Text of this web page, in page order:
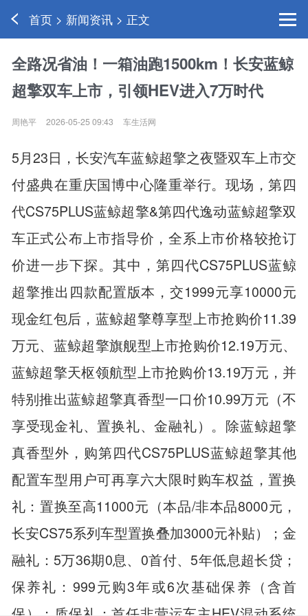
首页 > 新闻资讯 > 正文
全路况省油！一箱油跑1500km！长安蓝鲸
超擎双车上市，引领HEV进入7万时代
周艳平 2026-05-25 09:43 车生活网
5月23日，长安汽车蓝鲸超擎之夜暨双车上市交
付盛典在重庆国博中心隆重举行。现场，第四
代CS75PLUS蓝鲸超擎&第四代逸动蓝鲸超擎双
车正式公布上市指导价，全系上市价格较抢订
价进一步下探。其中，第四代CS75PLUS蓝鲸
超擎推出四款配置版本，交1999元享10000元
现金红包后，蓝鲸超擎尊享型上市抢购价11.39
万元、蓝鲸超擎旗舰型上市抢购价12.19万元、
蓝鲸超擎天枢领航型上市抢购价13.19万元，并
特别推出蓝鲸超擎真香型一口价10.99万元（不
享受现金礼、置换礼、金融礼）。除蓝鲸超擎
真香型外，购第四代CS75PLUS蓝鲸超擎其他
配置车型用户可再享六大限时购车权益，置换
礼：置换至高11000元（本品/非本品8000元，
长安CS75系列车型置换叠加3000元补贴）；金
融礼：5万36期0息、0首付、5年低息超长贷；
保养礼：999元购3年或6次基础保养（含首